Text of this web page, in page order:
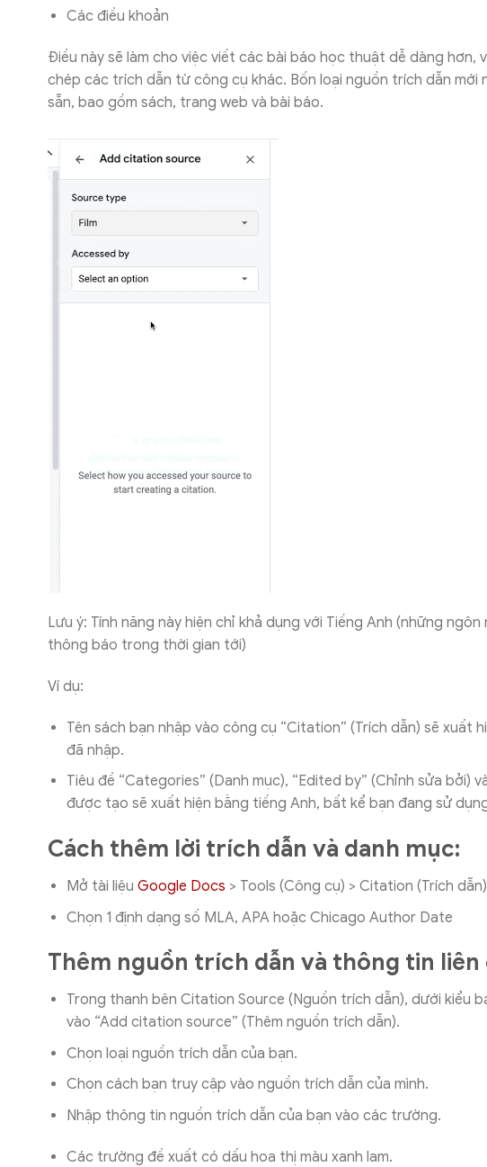
Các điều khoản
Điều này sẽ làm cho việc viết các bài báo học thuật dễ dàng hơn,
chép các trích dẫn từ công cụ khác. Bốn loại nguồn trích dẫn mới
sẵn, bao gồm sách, trang web và bài báo.
Lưu ý: Tính năng này hiện chỉ khả dụng với Tiếng Anh (những
thông báo trong thời gian tới)
Ví dụ:
Tên sách bạn nhập vào công cụ “Citation” (Trích dẫn) sẽ xuất
đã nhập.
Tiêu đề “Categories” (Danh mục), “Edited by” (Chỉnh sửa bởi)
được tạo sẽ xuất hiện bằng tiếng Anh, bất kể bạn đang sử
Cách thêm lời trích dẫn và danh mục:
Mở tài liệu Google Docs > Tools (Công cụ) > Citation (Trích
Chọn 1 định dạng số MLA, APA hoặc Chicago Author Date
Thêm nguồn trích dẫn và thông tin liên
Trong thanh bên Citation Source (Nguồn trích dẫn), dưới kiểu
vào “Add citation source” (Thêm nguồn trích dẫn).
Chọn loại nguồn trích dẫn của bạn.
Chọn cách bạn truy cập vào nguồn trích dẫn của mình.
Nhập thông tin nguồn trích dẫn của bạn vào các trường.
Các trường đề xuất có dấu hoa thị màu xanh lam.